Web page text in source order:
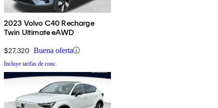
2023 Volvo C40 Recharge
Twin Ultimate eAWD
$27,320 Buena oferta
Incluye tarifas de conc.